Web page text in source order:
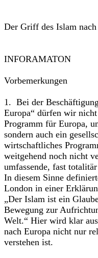
Der Griff des Islam
INFORAMATON
Vorbemerkungen
1. Bei der
Europa“ dürfen wir
Programm für Europa,
sondern auch ein
wirtschaftliches
weitgehend noch nicht
umfassende, fast
In diesem Sinne
London in einer
„Der Islam ist ein
Bewegung zur
Welt.“ Hier wird klar
nach Europa nicht nur
verstehen ist.